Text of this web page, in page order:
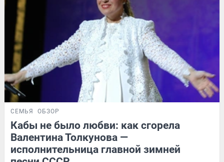
СЕМЬЯ ОБЗОР
Кабы не было любви: как сгорела
Валентина Толкунова —
исполнительница главной зимней